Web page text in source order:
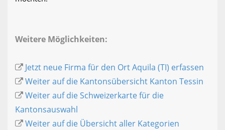
Weitere Möglichkeiten:
Jetzt neue Firma für den Ort Aquila (TI) erfassen
Weiter auf die Kantonsübersicht Kanton Tessin
Weiter auf die Schweizerkarte für die
Kantonsauswahl
Weiter auf die Übersicht aller Kategorien